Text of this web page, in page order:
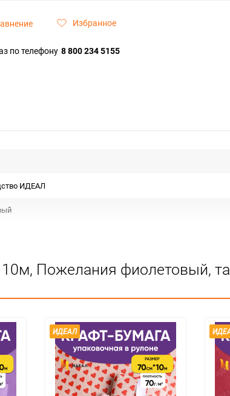
Избранное
по телефону 8 800 234 5155
ИДЕАЛ
сертификации
не требует
Пожелания фиолетовый,
ИДЕАЛ